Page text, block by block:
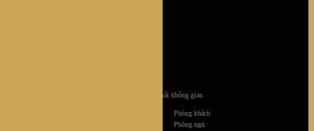
Nội thất không gian
Phòng khách
Phòng ngủ